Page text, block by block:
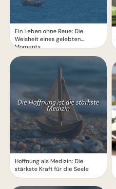
Ein Leben ohne Reue: Die
Weisheit eines gelebten
Moments
Hoffnung als Medizin: Die
stärkste Kraft für die Seele